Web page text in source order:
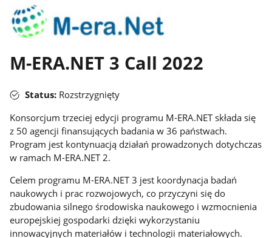
M-ERA.NET 3 Call 2022
Status: Rozstrzygnięty
Konsorcjum trzeciej edycji programu M-ERA.NET składa się
z 50 agencji finansujących badania w 36 państwach.
Program jest kontynuacją działań prowadzonych dotychczas
w ramach M-ERA.NET 2.
Celem programu M-ERA.NET 3 jest koordynacja badań
naukowych i prac rozwojowych, co przyczyni się do
zbudowania silnego środowiska naukowego i wzmocnienia
europejskiej gospodarki dzięki wykorzystaniu
innowacyjnych materiałów i technologii materiałowych.